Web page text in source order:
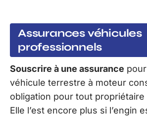
Assurances véhicules
professionnels
Souscrire à une assurance
véhicule terrestre à moteur
obligation pour tout propriétaire
Elle l’est encore plus si l’engin